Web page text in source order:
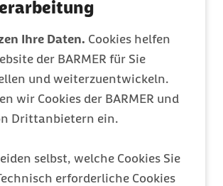
Ihre Daten. Cookies helfen
der BARMER für Sie
und weiterzuentwickeln.
wir Cookies der BARMER und
Drittanbietern ein.
selbst, welche Cookies Sie
erforderliche Cookies
bieten die
an, um Kinder und
oder komplexen
diagnostizieren und zu
werden unter anderem
Pubertätsstörungen, hormonelle
oder
Ärzten stehen im